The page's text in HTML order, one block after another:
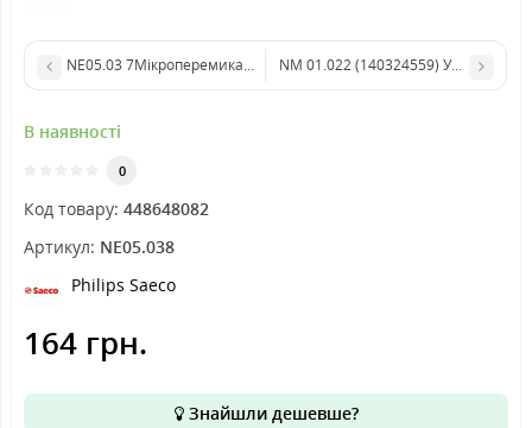
NE05.03 7Мікроперемикач відкриття дверцят Роял
NM 01.022 (140324559)
В наявності
0
Код товару: 448648082
Артикул: NE05.038
Philips Saeco
164 грн.
Знайшли дешевше?